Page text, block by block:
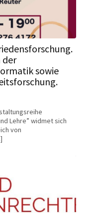
der
sowie
Lehre” widmet sich
von